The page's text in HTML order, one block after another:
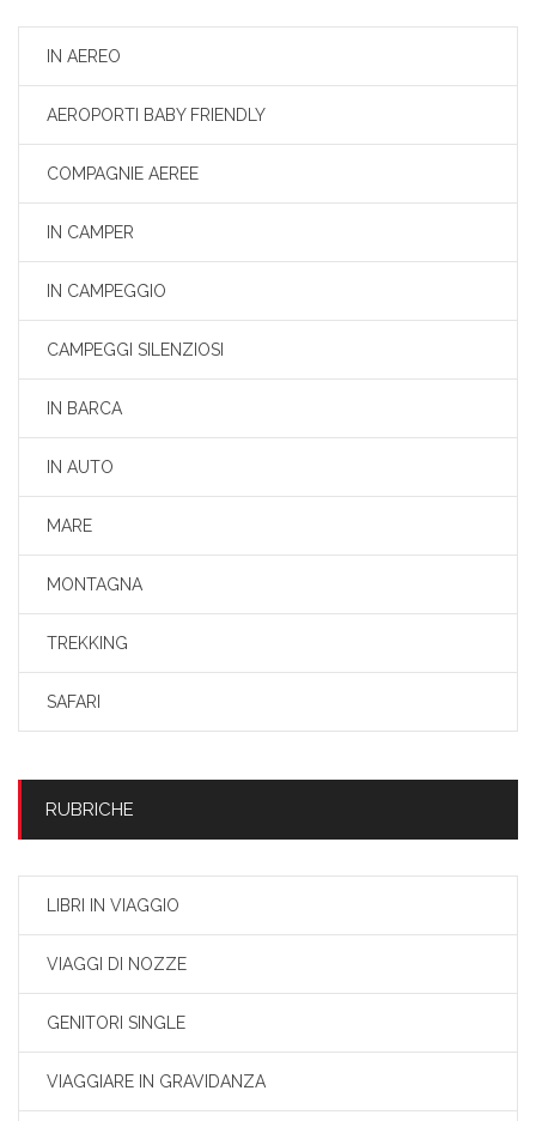
IN AEREO
AEROPORTI BABY FRIENDLY
COMPAGNIE AEREE
IN CAMPER
IN CAMPEGGIO
CAMPEGGI SILENZIOSI
IN BARCA
IN AUTO
MARE
MONTAGNA
TREKKING
SAFARI
RUBRICHE
LIBRI IN VIAGGIO
VIAGGI DI NOZZE
GENITORI SINGLE
VIAGGIARE IN GRAVIDANZA